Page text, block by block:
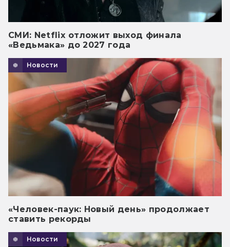
СМИ: Netflix отложит выход финала
«Ведьмака» до 2027 года
Новости
«Человек-паук: Новый день» продолжает
ставить рекорды
Новости